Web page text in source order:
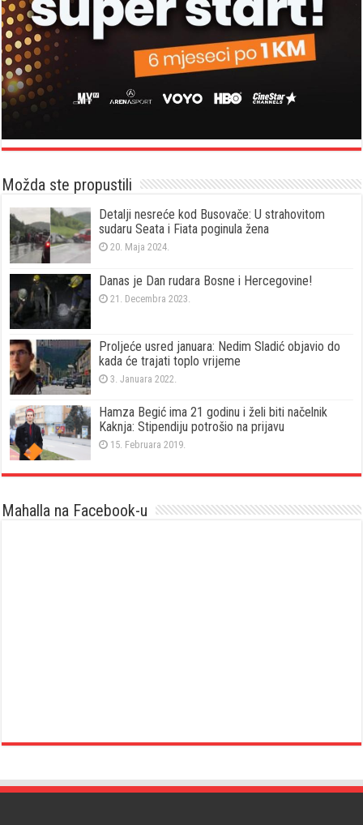
Možda ste propustili
Detalji nesreće kod Busovače: U strahovitom
sudaru Seata i Fiata poginula žena
20. Maja 2024.
Danas je Dan rudara Bosne i Hercegovine!
21. Decembra 2023.
Proljeće usred januara: Nedim Sladić objavio do
kada će trajati toplo vrijeme
3. Januara 2022.
Hamza Begić ima 21 godinu i želi biti načelnik
Kaknja: Stipendiju potrošio na prijavu
15. Februara 2019.
Mahalla na Facebook-u